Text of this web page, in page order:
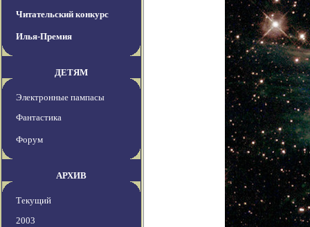
Читательский конкурс
Илья-Премия
ДЕТЯМ
Электронные пампасы
Фантастика
Форум
АРХИВ
Текущий
2003